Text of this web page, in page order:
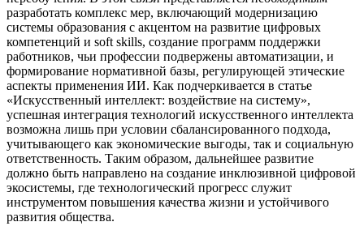
разработать комплекс мер, включающий модернизацию
системы образования с акцентом на развитие цифровых
компетенций и soft skills, создание программ поддержки
работников, чьи профессии подвержены автоматизации, и
формирование нормативной базы, регулирующей этические
аспекты применения ИИ. Как подчеркивается в статье
«Искусственный интеллект: воздействие на систему»,
успешная интеграция технологий искусственного интеллекта
возможна лишь при условии сбалансированного подхода,
учитывающего как экономические выгоды, так и социальную
ответственность. Таким образом, дальнейшее развитие
должно быть направлено на создание инклюзивной цифровой
экосистемы, где технологический прогресс служит
инструментом повышения качества жизни и устойчивого
развития общества.